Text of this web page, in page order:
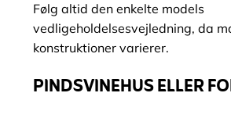
Følg altid den enkelte models
vedligeholdelsesvejledning, da
konstruktioner varierer.
PINDSVINEHUS ELLER